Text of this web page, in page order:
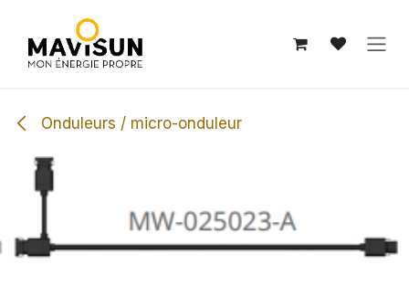
Onduleurs / micro-onduleur